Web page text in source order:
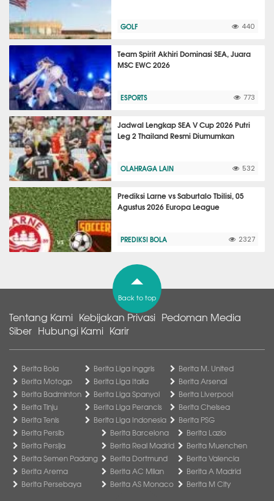
GOLF 440
Team Spirit Akhiri Dominasi SEA, Juara
MSC EWC 2026
ESPORTS 773
Jadwal Lengkap SEA V Cup 2026 Putri
Leg 2 Thailand Resmi Diumumkan
OLAHRAGA LAIN 532
Prediksi Larne vs Saburtalo Tbilisi, 05
Agustus 2026 Europa League
PREDIKSI BOLA 2327
Back to top
Tentang Kami Kebijakan Privasi Pedoman Media
Siber Hubungi Kami Karir
Berita Bola
Berita Motogp
Berita Badminton
Berita Tinju
Berita Tenis
Berita Liga Inggris
Berita Liga Italia
Berita Liga Spanyol
Berita Liga Perancis
Berita Liga Indonesia
Berita M. United
Berita Arsenal
Berita Liverpool
Berita Chelsea
Berita PSG
Berita Persib
Berita Persija
Berita Semen Padang
Berita Arema
Berita Persebaya
Berita Barcelona
Berita Real Madrid
Berita Dortmund
Berita AC Milan
Berita AS Monaco
Berita Lazio
Berita Muenchen
Berita Valencia
Berita A Madrid
Berita M City